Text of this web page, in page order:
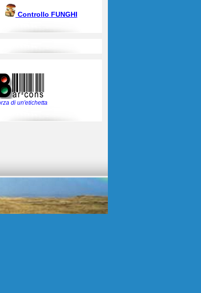
Controllo FUNGHI
di un'etichetta